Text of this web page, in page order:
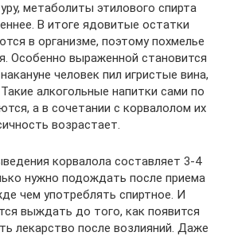
метаболиты этилового спирта
В итоге ядовитые остатки
в организме, поэтому похмелье
Особенно выраженной становится
человек пил игристые вина,
алкогольные напитки сами по
а в сочетании с корвалолом их
возрастает.
корвалола составляет 3-4
нужно подождать после приема
чем употреблять спиртное. И
выждать до того, как появится
лекарство после возлияний. Даже